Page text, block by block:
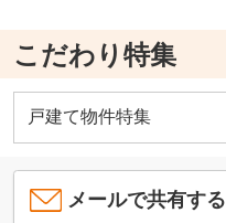
こだわり特集
戸建て物件特集
メールで共有する